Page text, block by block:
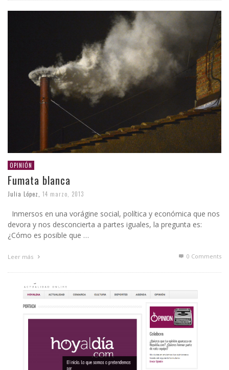
OPINIÓN
Fumata blanca
Julia López 14 marzo, 2013
Inmersos en una vorágine social, política y económica que nos
devora y nos desconcierta a partes iguales, la pregunta es:
¿Cómo es posible que …
Leer más 0 Comments